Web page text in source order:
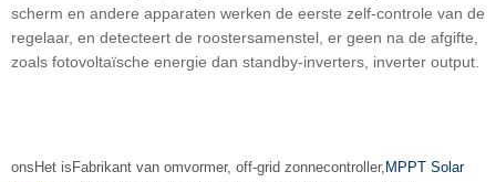
scherm en andere apparaten werken de eerste zelf-controle van de
regelaar, en detecteert de roostersamenstel, er geen na de afgifte,
zoals fotovoltaïsche energie dan standby-inverters, inverter output.
ons Het is Fabrikant van omvormer, off-grid zonnecontroller, MPPT Solar